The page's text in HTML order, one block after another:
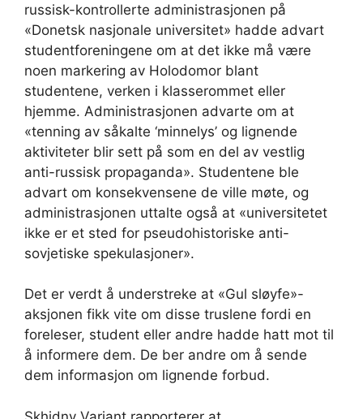
russisk-kontrollerte administrasjonen på
«Donetsk nasjonale universitet» hadde advart
studentforeningene om at det ikke må være
noen markering av Holodomor blant
studentene, verken i klasserommet eller
hjemme. Administrasjonen advarte om at
«tenning av såkalte ‘minnelys’ og lignende
aktiviteter blir sett på som en del av vestlig
anti-russisk propaganda». Studentene ble
advart om konsekvensene de ville møte, og
administrasjonen uttalte også at «universitetet
ikke er et sted for pseudohistoriske anti-
sovjetiske spekulasjoner».
Det er verdt å understreke at «Gul sløyfe»-
aksjonen fikk vite om disse truslene fordi en
foreleser, student eller andre hadde hatt mot til
å informere dem. De ber andre om å sende
dem informasjon om lignende forbud.